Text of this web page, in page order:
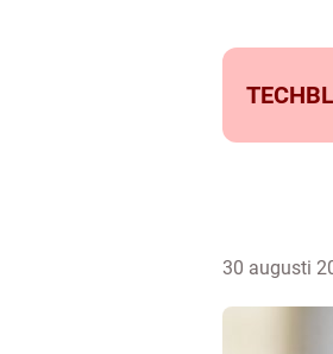
30 augusti